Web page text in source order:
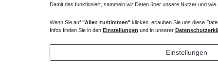
Merbau, Buche in Natur oder lackiert.
Bodenheizkörper - Heizkörper vor
Weitere interessante Artikel aus unserem Sortiment:
Damit das funktioniert, sammeln wir Daten über unsere Nutzer und
Wenn Sie auf "Allen zustimmen" klicken, erlauben Sie uns diese
Infos finden Sie in den Einstellungen und in unserer
Einstellungen